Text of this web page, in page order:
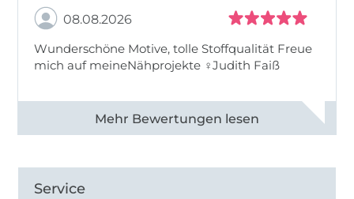
08.08.2026
Wunderschöne Motive, tolle Stoffqualität Freue
mich auf meineNähprojekte ♀Judith Faiß
Alle 82990 Bewertungen ansehen
Service